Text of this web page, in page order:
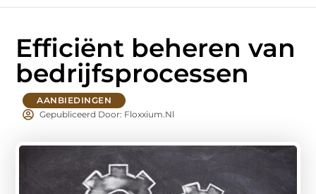
Efficiënt beheren van
bedrijfsprocessen
AANBIEDINGEN
Gepubliceerd Door: Floxxium.nl